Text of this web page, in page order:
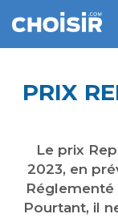
PRIX
Le prix
2023, en
Réglementé
Pourtant, il